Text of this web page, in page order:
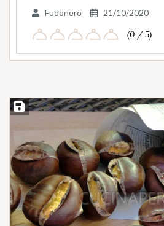
Fudonero 21/10/2020
(0 / 5)
Salva ricetta